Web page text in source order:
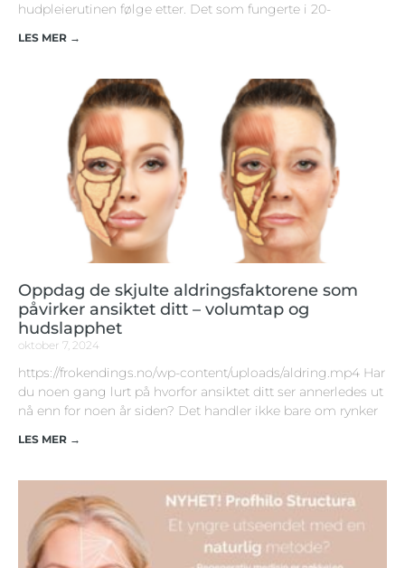
hudpleierutinen følge etter. Det som fungerte i 20-
LES MER →
Oppdag de skjulte aldringsfaktorene som
påvirker ansiktet ditt – volumtap og
hudslapphet
oktober 7, 2024
https://frokendings.no/wp-content/uploads/aldring.mp4 Har
du noen gang lurt på hvorfor ansiktet ditt ser annerledes ut
nå enn for noen år siden? Det handler ikke bare om rynker
LES MER →